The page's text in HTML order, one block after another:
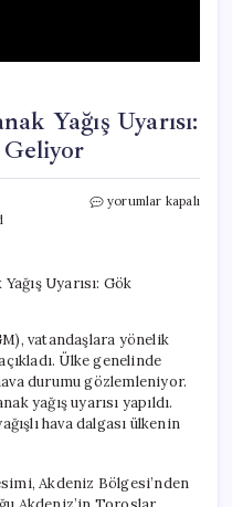
Yağış Uyarısı:
Meteoroloji’den
Gök
Geliyor
için
yorumlar kapalı
vatandaşlara yönelik
Ülke genelinde
durumu gözlemleniyor.
yağış uyarısı yapıldı.
hava dalgası ülkenin
Akdeniz Bölgesi’nden